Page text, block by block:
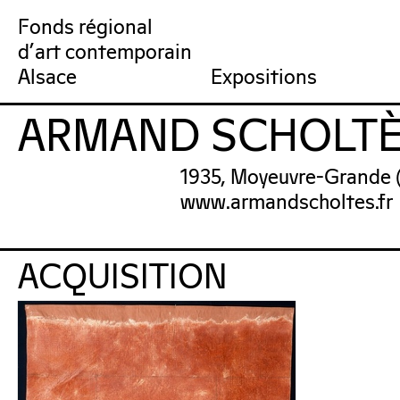
Fonds régional
d'art contemporain
Alsace
FRAC Alsace
Expositions
Collection Collection en ligne Artistes Dernières
Venir au FRAC Prochains rendez-vous Jardin du FRAC
Qu’est-ce qu’un FRAC ? Équipe du FRAC Réseau et
ARMAND
1935, Moyeuvre-
www.armandscholtes.fr
ACQUISITION